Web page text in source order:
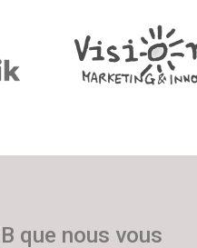
que nous vous